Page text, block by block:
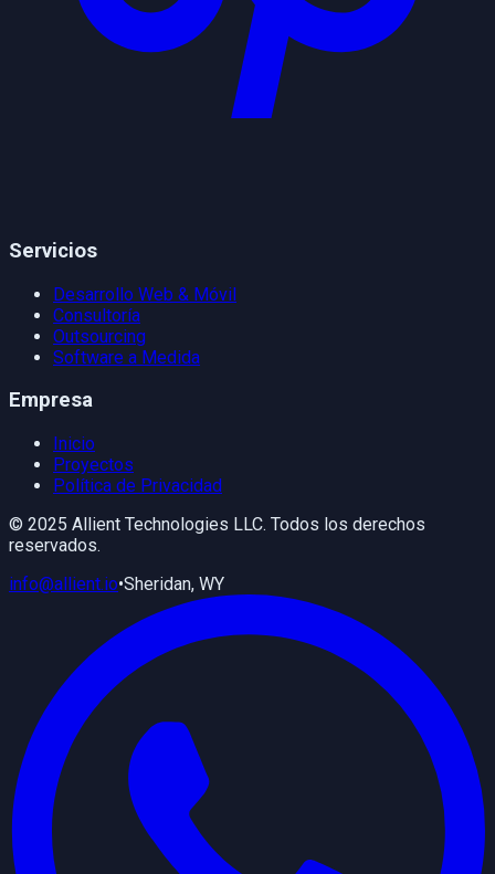
Servicios
Desarrollo Web & Móvil
Consultoría
Outsourcing
Software a Medida
Empresa
Inicio
Proyectos
Política de Privacidad
© 2025 Allient Technologies LLC. Todos los derechos
reservados.
info@allient.io•Sheridan, WY